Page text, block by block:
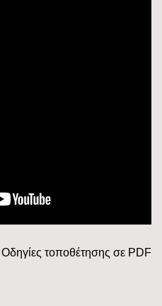
Οδηγίες τοποθέτησης σε PDF